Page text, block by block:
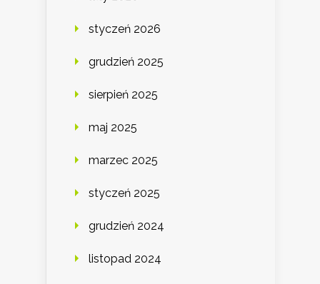
styczeń 2026
grudzień 2025
sierpień 2025
maj 2025
marzec 2025
styczeń 2025
grudzień 2024
listopad 2024